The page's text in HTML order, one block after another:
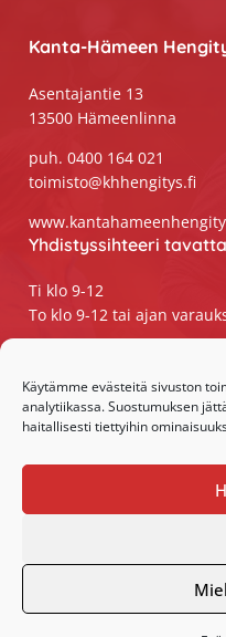
Käytämme evästeitä sivuston
analytiikassa. Suostumuksen
haitallisesti tiettyihin
Kanta-Hämeen
Asentajantie 13
13500 Hämeenlinna
puh. 0400 164 021
toimisto@khhengitys.fi
Yhdistyssihteeri
Ti klo 9-12
To klo 9-12 tai ajan
maanantaista
Instagram